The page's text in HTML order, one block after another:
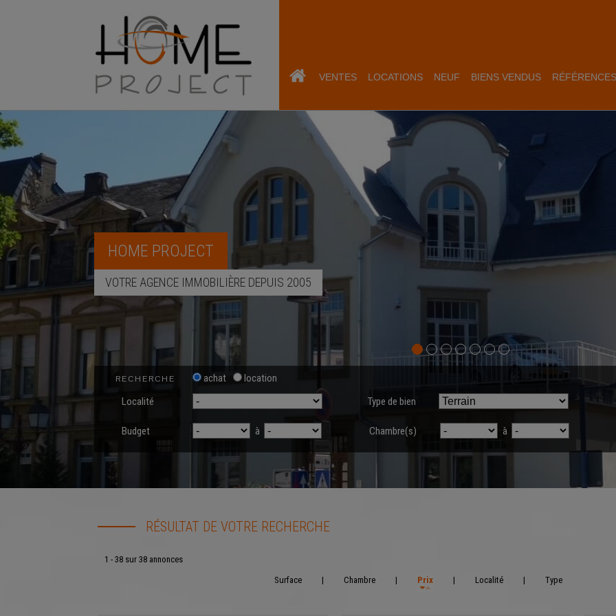
VENTES LOCATIONS NEUF BIENS VENDUS RÉFÉRENCES
HOME PROJECT
VOTRE AGENCE IMMOBILIÈRE DEPUIS 2005
RECHERCHE achat
location
Localité
Type de bien
Budget à Chambre(s) à
RÉSULTAT DE VOTRE RECHERCHE
1 - 38 sur 38 annonces
Surface
| Chambre | Prix | Localité | Type